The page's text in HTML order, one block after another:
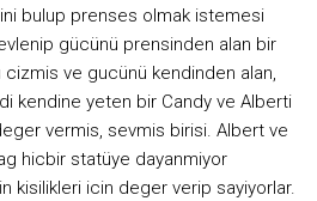
bulup prenses olmak istemesi
gücünü prensinden alan bir
ve gucünü kendinden alan,
kendine yeten bir Candy ve Alberti
vermis, sevmis birisi. Albert ve
hicbir statüye dayanmiyor
kisilikleri icin deger verip sayiyorlar.